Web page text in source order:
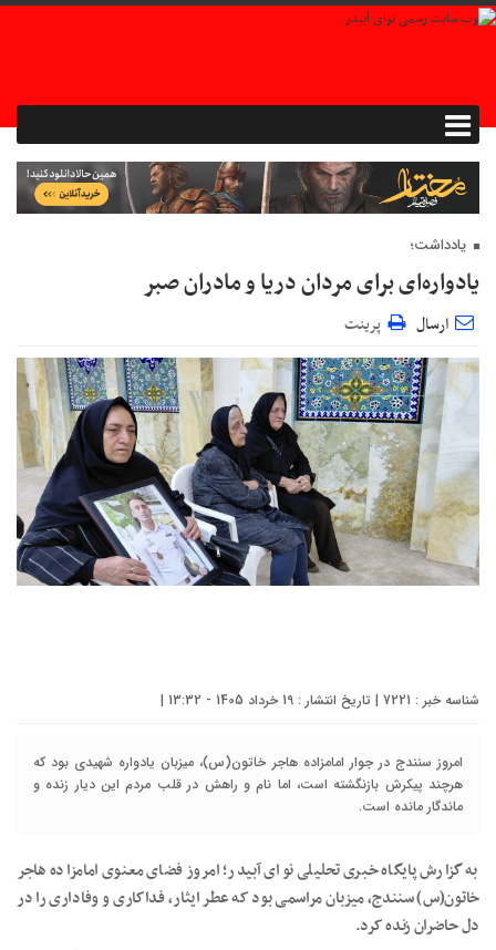
یادداشت؛
یادواره‌ای برای مردان دریا و مادران صبر
ارسال پرینت
شناسه خبر : 7221 | تاریخ انتشار : 19 خرداد 1405 - 13:32 |
امروز سنندج در جوار امامزاده هاجر خاتون(س)، میزبان یادواره شهیدی بود که
هرچند پیکرش بازنگشته است، اما نام و راهش در قلب مردم این دیار زنده و
ماندگار مانده است.
به گزارش پایگاه خبری تحلیلی نوای آبیدر؛ امروز فضای معنوی امامزاده هاجر
خاتون(س) سنندج، میزبان مراسمی بود که عطر ایثار، فداکاری و وفاداری را در
دل حاضران زنده کرد.